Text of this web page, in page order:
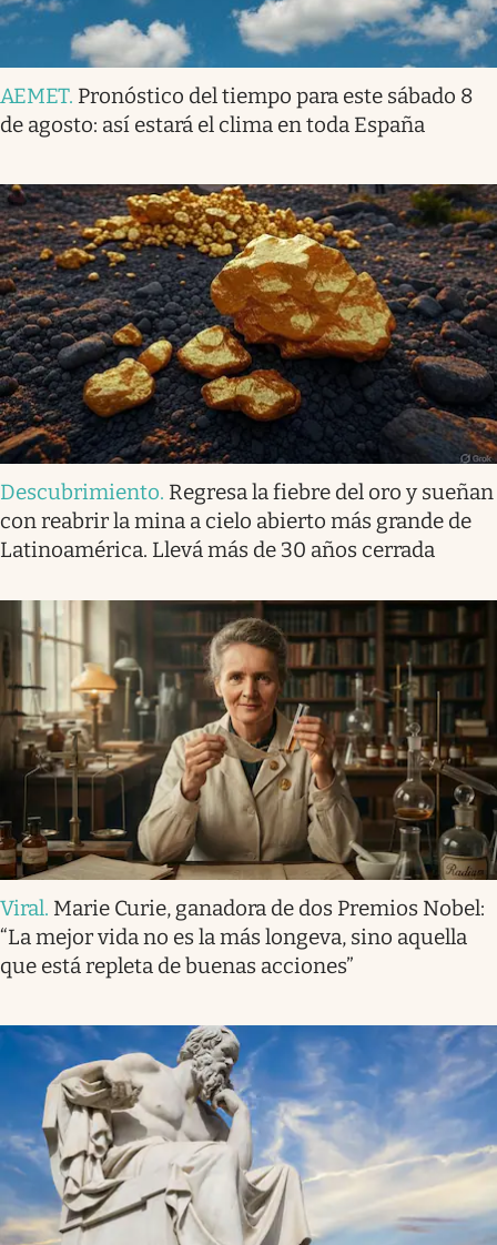
AEMET. Pronóstico del tiempo para este sábado 8
de agosto: así estará el clima en toda España
Descubrimiento. Regresa la fiebre del oro y sueñan
con reabrir la mina a cielo abierto más grande de
Latinoamérica. Llevá más de 30 años cerrada
Viral. Marie Curie, ganadora de dos Premios Nobel:
“La mejor vida no es la más longeva, sino aquella
que está repleta de buenas acciones”